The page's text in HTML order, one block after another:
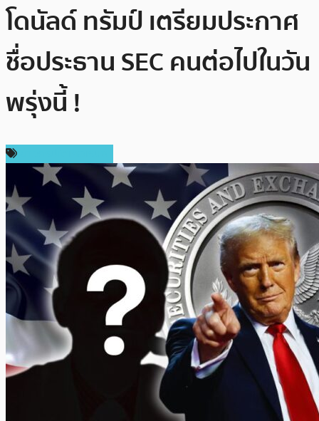
โดนัลด์ ทรัมป์ เตรียมประกาศ
ชื่อประธาน SEC คนต่อไปในวัน
พรุ่งนี้ !